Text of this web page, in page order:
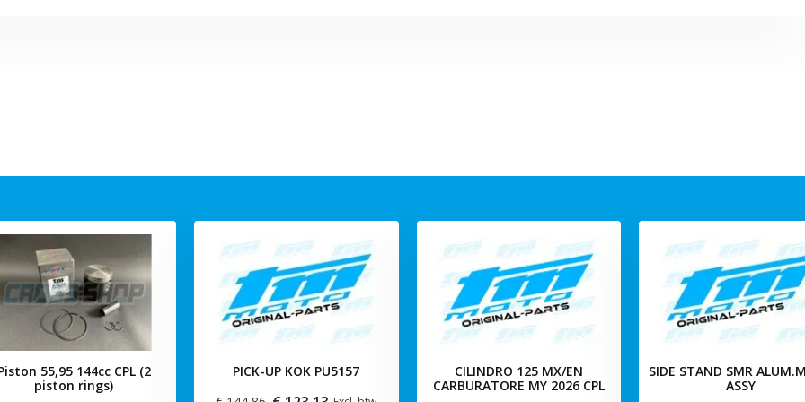
55,95 144cc CPL (2
piston rings)
PICK-UP KOK PU5157
CILINDRO 125 MX/EN
CARBURATORE MY 2026 CPL
SIDE STAND SMR
ASSY